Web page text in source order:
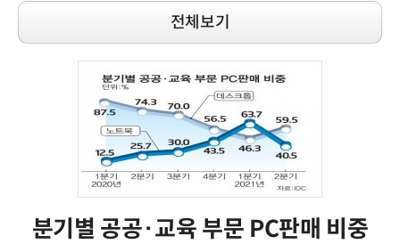
전체보기
분기별 공공·교육 부문 PC판매 비중